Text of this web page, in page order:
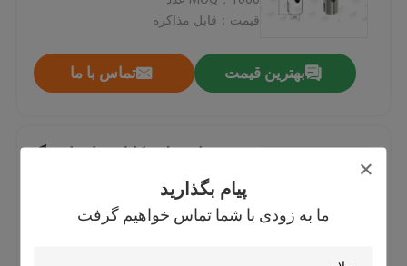
پیام بگذارید
ما به زودی با شما تماس خواهیم گرفت
گیرنده سیم پیچ
سیستم آویزان کابل
قیمت：قابل مذاکره
بهترین قیمت تماس با ما
سیستم های تعلیق کابل هواپیما بزرگ
هوای / برنجی گیرنده بلبرینگ نیکل
رنگ
MOQ：1000 عدد